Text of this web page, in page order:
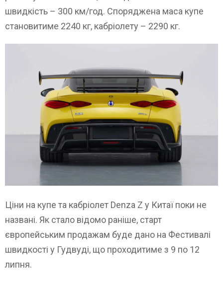
швидкість – 300 км/год. Споряджена маса купе
становитиме 2240 кг, кабріолету – 2290 кг.
Ціни на купе та кабріолет Denza Z у Китаї поки не
названі. Як стало відомо раніше, старт
європейським продажам буде дано на Фестивалі
швидкості у Гудвуді, що проходитиме з 9 по 12
липня.